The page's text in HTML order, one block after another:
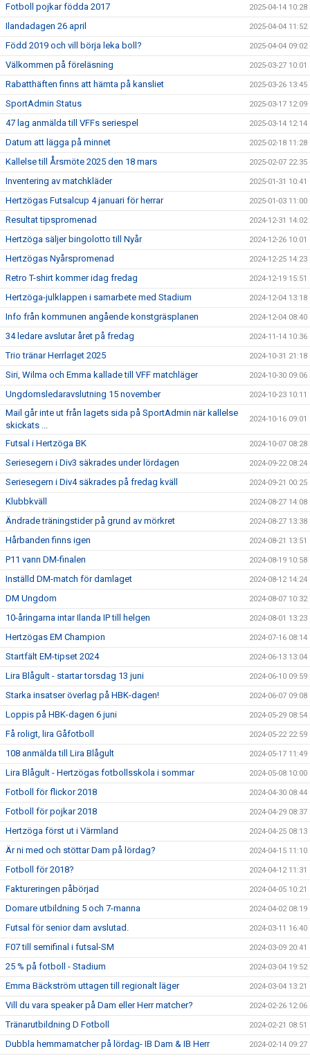
Fotboll pojkar födda 2017 2025-04-14 10:28
Ilandadagen 26 april 2025-04-04 11:52
Född 2019 och vill börja leka boll? 2025-04-04 09:02
Välkommen på föreläsning 2025-03-27 10:01
Rabatthäften finns att hämta på kansliet 2025-03-26 13:45
SportAdmin Status 2025-03-17 12:09
47 lag anmälda till VFFs seriespel 2025-03-14 12:14
Datum att lägga på minnet 2025-02-18 11:28
Kallelse till Årsmöte 2025 den 18 mars 2025-02-07 22:35
Inventering av matchkläder 2025-01-31 10:41
Hertzögas Futsalcup 4 januari för herrar 2025-01-03 11:00
Resultat tipspromenad 2024-12-31 14:02
Hertzöga säljer bingolotto till Nyår 2024-12-26 10:01
Hertzögas Nyårspromenad 2024-12-25 14:23
Retro T-shirt kommer idag fredag 2024-12-19 15:51
Hertzöga-julklappen i samarbete med Stadium 2024-12-04 13:18
Info från kommunen angående konstgräsplanen 2024-12-04 08:40
34 ledare avslutar året på fredag 2024-11-14 10:36
Trio tränar Herrlaget 2025 2024-10-31 21:18
Siri, Wilma och Emma kallade till VFF matchläger 2024-10-30 09:06
Ungdomsledaravslutning 15 november 2024-10-23 10:11
Mail går inte ut från lagets sida på SportAdmin när kallelse
skickats ...
2024-10-16 09:01
Futsal i Hertzöga BK 2024-10-07 08:28
Seriesegern i Div3 säkrades under lördagen 2024-09-22 08:24
Seriesegern i Div4 säkrades på fredag kväll 2024-09-21 00:25
Klubbkväll 2024-08-27 14:08
Ändrade träningstider på grund av mörkret 2024-08-27 13:38
Hårbanden finns igen 2024-08-21 13:51
P11 vann DM-finalen 2024-08-19 10:58
Inställd DM-match för damlaget 2024-08-12 14:24
DM Ungdom 2024-08-07 10:32
10-åringarna intar Ilanda IP till helgen 2024-08-01 13:23
Hertzögas EM Champion 2024-07-16 08:14
Startfält EM-tipset 2024 2024-06-13 13:04
Lira Blågult - startar torsdag 13 juni 2024-06-10 09:59
Starka insatser överlag på HBK-dagen! 2024-06-07 09:08
Loppis på HBK-dagen 6 juni 2024-05-29 08:54
Få roligt, lira Gåfotboll 2024-05-22 22:59
108 anmälda till Lira Blågult 2024-05-17 11:49
Lira Blågult - Hertzögas fotbollsskola i sommar 2024-05-08 10:00
Fotboll för flickor 2018 2024-04-30 08:44
Fotboll för pojkar 2018 2024-04-29 08:37
Hertzöga först ut i Värmland 2024-04-25 08:13
Är ni med och stöttar Dam på lördag? 2024-04-15 11:10
Fotboll för 2018? 2024-04-12 11:31
Faktureringen påbörjad 2024-04-05 10:21
Domare utbildning 5 och 7-manna 2024-04-02 08:19
Futsal för senior dam avslutad. 2024-03-11 16:40
F07 till semifinal i futsal-SM 2024-03-09 20:41
25 % på fotboll - Stadium 2024-03-04 19:52
Emma Bäckström uttagen till regionalt läger 2024-03-04 13:21
Vill du vara speaker på Dam eller Herr matcher? 2024-02-26 12:06
Tränarutbildning D Fotboll 2024-02-21 08:51
Dubbla hemmamatcher på lördag- IB Dam & IB Herr 2024-02-14 09:27